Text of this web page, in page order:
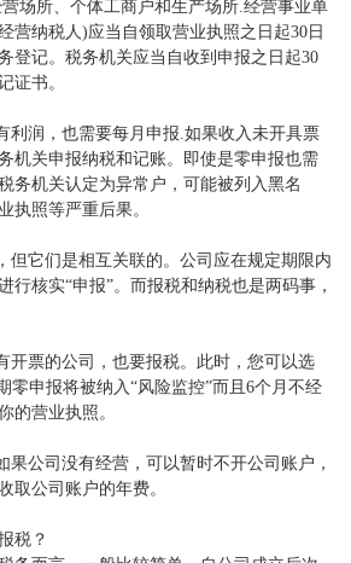
场所、个体工商户和生产场所.经营事业单
营纳税人)应当自领取营业执照之日起30日
登记。税务机关应当自收到申报之日起30
证书。
利润，也需要每月申报.如果收入未开具票
机关申报纳税和记账。即使是零申报也需
务机关认定为异常户，可能被列入黑名
执照等严重后果。
但它们是相互关联的。公司应在规定期限内
行核实“申报”。而报税和纳税也是两码事，
开票的公司，也要报税。此时，您可以选
零申报将被纳入“风险监控”而且6个月不经
的营业执照。
果公司没有经营，可以暂时不开公司账户，
取公司账户的年费。
税？